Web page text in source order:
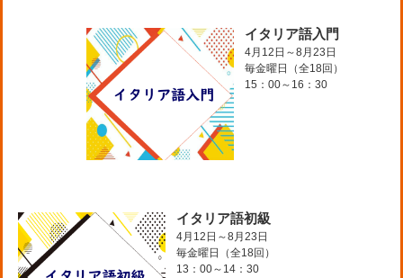
イタリア語入門
4月12日～8月23日
毎金曜日（全18回）
15：00～16：30
イタリア語初級
4月12日～8月23日
毎金曜日（全18回）
13：00～14：30